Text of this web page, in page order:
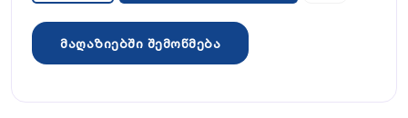
მაღაზიებში შემოწმება